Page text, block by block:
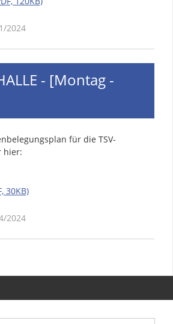
2024
- [Montag -
für die TSV-
hier:
30KB)
2024